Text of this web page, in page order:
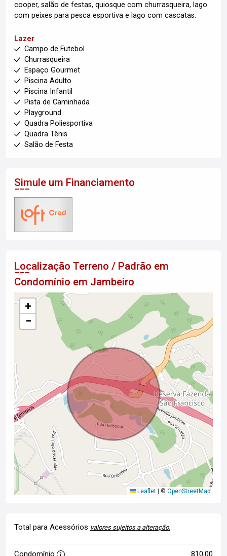
cooper, salão de festas, quiosque com churrasqueira, lago
com peixes para pesca esportiva e lago com cascatas.
Lazer
Campo de Futebol
Churrasqueira
Espaço Gourmet
Piscina Adulto
Piscina Infantil
Pista de Caminhada
Playground
Quadra Poliesportiva
Quadra Tênis
Salão de Festa
Simule um Financiamento
Localização Terreno / Padrão em
Condomínio em Jambeiro
+
−
Leaflet © OpenStreetMap
Total para Acessórios valores sujeitos a alteração.
Condomínio 810,00